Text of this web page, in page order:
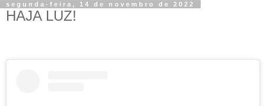
segunda-feira, 14 de novembro de 2022
HAJA LUZ!